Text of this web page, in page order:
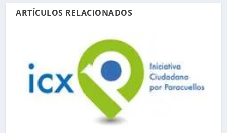
ARTÍCULOS RELACIONADOS